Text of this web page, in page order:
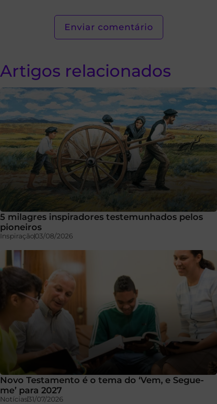
Artigos relacionados
5 milagres inspiradores testemunhados pelos
pioneiros
Inspiração03/08/2026
Novo Testamento é o tema do ‘Vem, e Segue-
me’ para 2027
Notícias31/07/2026